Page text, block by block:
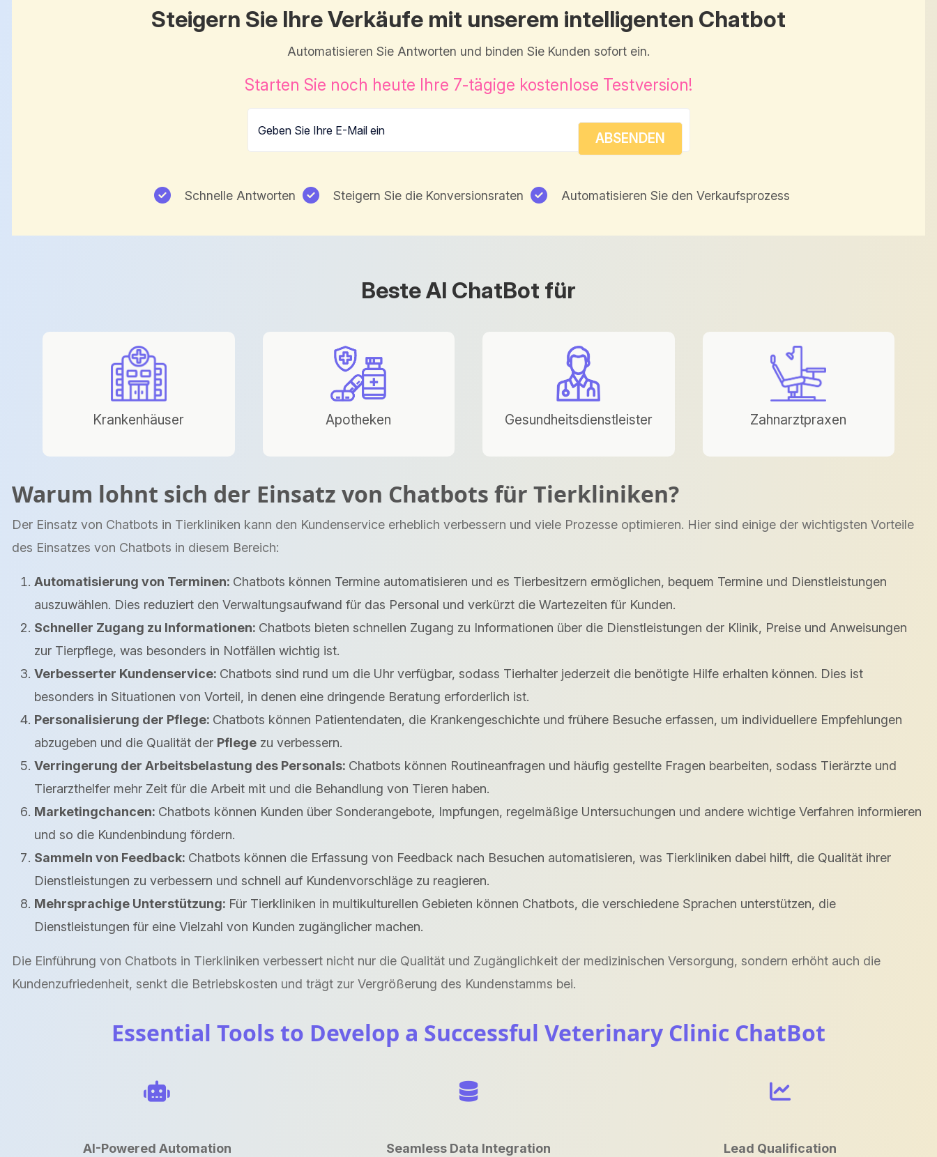
Steigern Sie Ihre Verkäufe mit unserem intelligenten Chatbot
Automatisieren Sie Antworten und binden Sie Kunden sofort ein.
Starten Sie noch heute Ihre 7-tägige kostenlose Testversion!
Schnelle Antworten Steigern Sie die Konversionsraten Automatisieren Sie den Verkaufsprozess
Beste AI ChatBot für
Krankenhäuser Apotheken Gesundheitsdienstleister Zahnarztpraxen
Warum lohnt sich der Einsatz von Chatbots für Tierkliniken?
Der Einsatz von Chatbots in Tierkliniken kann den Kundenservice erheblich verbessern und viele Prozesse optimieren. Hier sind einige der wichtigsten Vorteile
des Einsatzes von Chatbots in diesem Bereich:
Automatisierung von Terminen: Chatbots können Termine automatisieren und es Tierbesitzern ermöglichen, bequem Termine und Dienstleistungen
auszuwählen. Dies reduziert den Verwaltungsaufwand für das Personal und verkürzt die Wartezeiten für Kunden.
Schneller Zugang zu Informationen: Chatbots bieten schnellen Zugang zu Informationen über die Dienstleistungen der Klinik, Preise und Anweisungen
zur Tierpflege, was besonders in Notfällen wichtig ist.
Verbesserter Kundenservice: Chatbots sind rund um die Uhr verfügbar, sodass Tierhalter jederzeit die benötigte Hilfe erhalten können. Dies ist
besonders in Situationen von Vorteil, in denen eine dringende Beratung erforderlich ist.
Personalisierung der Pflege: Chatbots können Patientendaten, die Krankengeschichte und frühere Besuche erfassen, um individuellere Empfehlungen
abzugeben und die Qualität der Pflege zu verbessern.
Verringerung der Arbeitsbelastung des Personals: Chatbots können Routineanfragen und häufig gestellte Fragen bearbeiten, sodass Tierärzte und
Tierarzthelfer mehr Zeit für die Arbeit mit und die Behandlung von Tieren haben.
Marketingchancen: Chatbots können Kunden über Sonderangebote, Impfungen, regelmäßige Untersuchungen und andere wichtige Verfahren informieren
und so die Kundenbindung fördern.
Sammeln von Feedback: Chatbots können die Erfassung von Feedback nach Besuchen automatisieren, was Tierkliniken dabei hilft, die Qualität ihrer
Dienstleistungen zu verbessern und schnell auf Kundenvorschläge zu reagieren.
Mehrsprachige Unterstützung: Für Tierkliniken in multikulturellen Gebieten können Chatbots, die verschiedene Sprachen unterstützen, die
Dienstleistungen für eine Vielzahl von Kunden zugänglicher machen.
Die Einführung von Chatbots in Tierkliniken verbessert nicht nur die Qualität und Zugänglichkeit der medizinischen Versorgung, sondern erhöht auch die
Kundenzufriedenheit, senkt die Betriebskosten und trägt zur Vergrößerung des Kundenstamms bei.
Essential Tools to Develop a Successful Veterinary Clinic ChatBot
AI-Powered Automation Seamless Data Integration Lead Qualification